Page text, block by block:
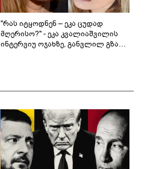
"რას იტყოდნენ – ეკა ცუდად
მღერისო?" - ეკა კვალიაშვილის
ინტერვიუ ოჯახზე, განვლილ გზასა